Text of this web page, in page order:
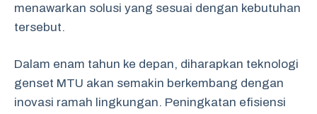
menawarkan solusi yang sesuai dengan kebutuhan
tersebut.
Dalam enam tahun ke depan, diharapkan teknologi
genset MTU akan semakin berkembang dengan
inovasi ramah lingkungan. Peningkatan efisiensi